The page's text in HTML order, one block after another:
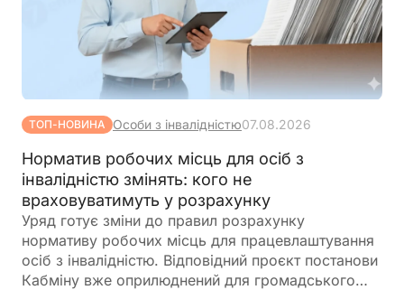
ТОП-НОВИНА Особи з інвалідністю07.08.2026
Норматив робочих місць для осіб з
інвалідністю змінять: кого не
враховуватимуть у розрахунку
Уряд готує зміни до правил розрахунку
нормативу робочих місць для працевлаштування
осіб з інвалідністю. Відповідний проєкт постанови
Кабміну вже оприлюднений для громадського